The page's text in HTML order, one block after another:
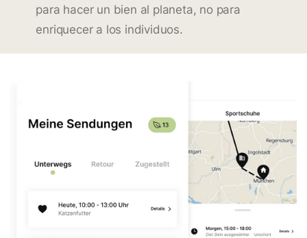
para hacer un bien al planeta, no para
enriquecer a los individuos.